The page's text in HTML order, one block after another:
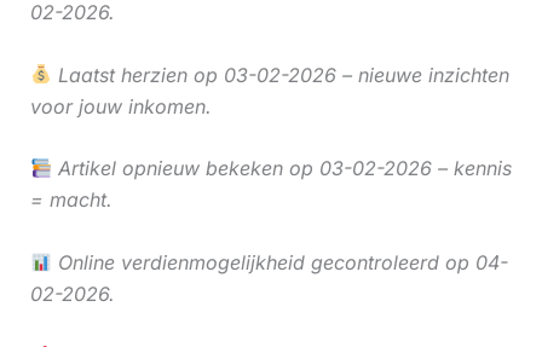
02-2026.
Laatst herzien op 03-02-2026 – nieuwe inzichten
voor jouw inkomen.
Artikel opnieuw bekeken op 03-02-2026 – kennis
= macht.
Online verdienmogelijkheid gecontroleerd op 04-
02-2026.